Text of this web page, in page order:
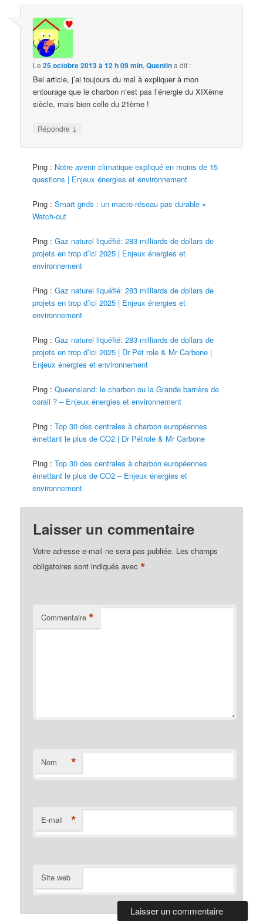
Le25 octobre 2013 à 12 h 09 min,Quentina dit :
Bel article, j’ai toujours du mal à expliquer à mon
entourage que le charbon n’est pas l’énergie du XIXème
siècle, mais bien celle du 21ème !
Répondre ↓
Ping : Notre avenir climatique expliqué en moins de 15
questions | Enjeux énergies et environnement
Ping :Smart grids : un macro-réseau pas durable »
Watch-out
Ping :Gaz naturel liquéfié: 283 milliards de dollars de
projets en trop d’ici 2025 | Enjeux énergies et
environnement
Ping :Gaz naturel liquéfié: 283 milliards de dollars de
projets en trop d’ici 2025 | Enjeux énergies et
environnement
Ping :Gaz naturel liquéfié: 283 milliards de dollars de
projets en trop d’ici 2025 | Dr Pét role & Mr Carbone |
Enjeux énergies et environnement
Ping :Queensland: le charbon ou la Grande barrière de
corail ? – Enjeux énergies et environnement
Ping :Top 30 des centrales à charbon européennes
émettant le plus de CO2 | Dr Pétrole & Mr Carbone
Ping :Top 30 des centrales à charbon européennes
émettant le plus de CO2 – Enjeux énergies et
environnement
Laisser un commentaire
Votre adresse e-mail ne sera pas publiée. Les champs
obligatoires sont indiqués avec*
Commentaire *
Nom *
E-mail *
Site web